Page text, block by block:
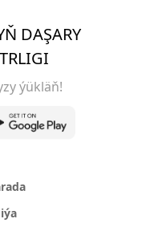
DAŞARY
ýükläň!